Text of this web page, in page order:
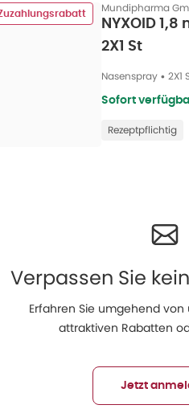
Mundipharma
NYXOID
2X1 St
Nasenspray • 2X1
Sofort
Rezeptpflichtig
Verpassen Sie
Erfahren Sie umgehend
attraktiven Rabatten
Jetzt